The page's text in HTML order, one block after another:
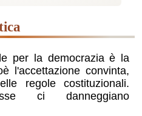
per la democrazia è la
l'accettazione convinta,
regole costituzionali.
ci danneggiano